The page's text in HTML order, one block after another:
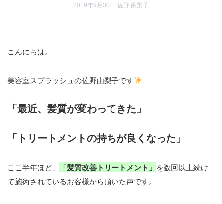
2019年9月30日 佐野 由梨子
こんにちは。
美容室スプラッシュの佐野由梨子です
「最近、髪質が変わってきた」
「トリートメントの持ちが良くなった」
ここ半年ほど、 「髪質改善トリートメント」 を数回以上続け
て施術されているお客様から頂いた声です。